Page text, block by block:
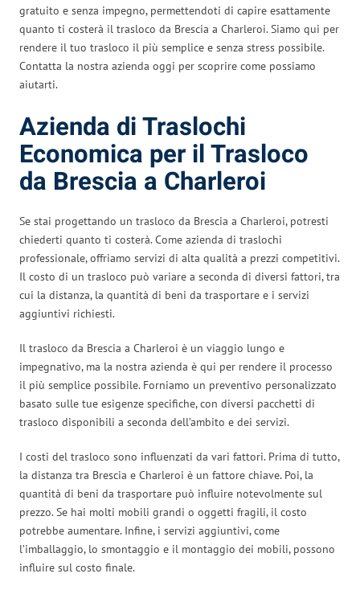
gratuito e senza impegno, permettendoti di capire esattamente
quanto ti costerà il trasloco da Brescia a Charleroi. Siamo qui per
rendere il tuo trasloco il più semplice e senza stress possibile.
Contatta la nostra azienda oggi per scoprire come possiamo
aiutarti.
Azienda di Traslochi
Economica per il Trasloco
da Brescia a Charleroi
Se stai progettando un trasloco da Brescia a Charleroi, potresti
chiederti quanto ti costerà. Come azienda di traslochi
professionale, offriamo servizi di alta qualità a prezzi competitivi.
Il costo di un trasloco può variare a seconda di diversi fattori, tra
cui la distanza, la quantità di beni da trasportare e i servizi
aggiuntivi richiesti.
Il trasloco da Brescia a Charleroi è un viaggio lungo e
impegnativo, ma la nostra azienda è qui per rendere il processo
il più semplice possibile. Forniamo un preventivo personalizzato
basato sulle tue esigenze specifiche, con diversi pacchetti di
trasloco disponibili a seconda dell’ambito e dei servizi.
I costi del trasloco sono influenzati da vari fattori. Prima di tutto,
la distanza tra Brescia e Charleroi è un fattore chiave. Poi, la
quantità di beni da trasportare può influire notevolmente sul
prezzo. Se hai molti mobili grandi o oggetti fragili, il costo
potrebbe aumentare. Infine, i servizi aggiuntivi, come
l’imballaggio, lo smontaggio e il montaggio dei mobili, possono
influire sul costo finale.